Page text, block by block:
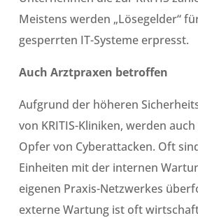
Meistens werden „Lösegelder“
gesperrten IT-Systeme erpresst.
Auch Arztpraxen betroffen
Aufgrund der höheren
von KRITIS-Kliniken, werden
Opfer von Cyberattacken. Oft
Einheiten mit der internen
eigenen Praxis-Netzwerkes
externe Wartung ist oft